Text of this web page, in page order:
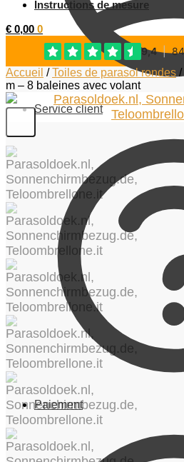
Service client
Paiement
Instructions de mesure
€ 0,00 0
Accueil /Toiles de parasol rondes /
m – 8 baleines avec volant